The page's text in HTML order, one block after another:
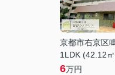
京都市右京区
1LDK (42.12
6万円